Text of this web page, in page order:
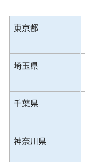
東京都
埼玉県
千葉県
神奈川県